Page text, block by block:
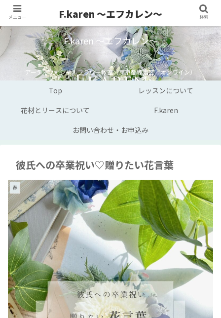
F.karen ～エフカレン～
アーティフィシャルフラワー教室（東京都練馬区／オンライン）
Top
レッスンについて
花材とリースについて
F.karen
お問い合わせ・お申込み
彼氏への卒業祝い♡贈りたい花言葉
春
メニュー F.karen ～エフカレン～ 検索